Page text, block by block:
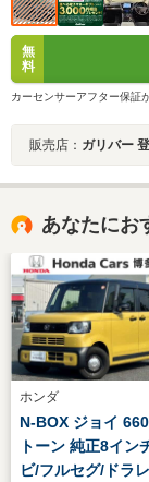
無
料
カーセンサーアフター保証
販売店： ガリバー
あなたにお
ホンダ
N-BOX ジョイ
トーン 純正8イン
ビ/フルセグ/ドラ